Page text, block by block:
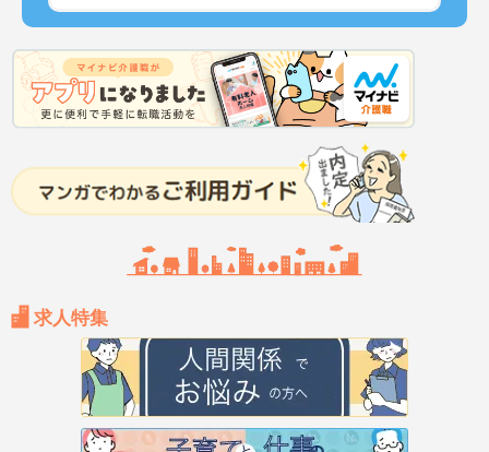
求人特集